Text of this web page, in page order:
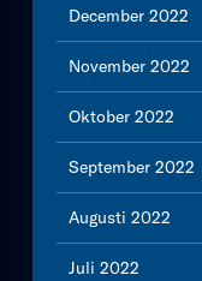
December 2022
November 2022
Oktober 2022
September 2022
Augusti 2022
Juli 2022